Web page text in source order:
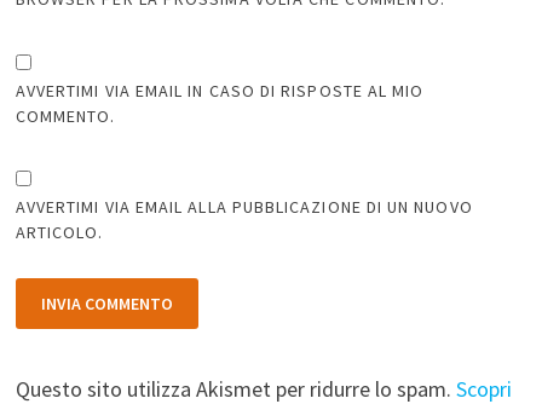
AVVERTIMI VIA EMAIL IN CASO DI RISPOSTE AL MIO
COMMENTO.
AVVERTIMI VIA EMAIL ALLA PUBBLICAZIONE DI UN NUOVO
ARTICOLO.
Questo sito utilizza Akismet per ridurre lo spam. Scopri